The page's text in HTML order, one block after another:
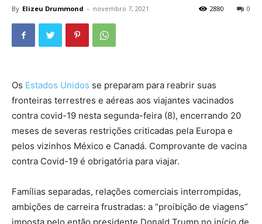
By Elizeu Drummond - novembro 7, 2021 0
2880
Os Estados Unidos se preparam para reabrir suas
fronteiras terrestres e aéreas aos viajantes vacinados
contra covid-19 nesta segunda-feira (8), encerrando 20
meses de severas restrições criticadas pela Europa e
pelos vizinhos México e Canadá. Comprovante de vacina
contra Covid-19 é obrigatória para viajar.
Famílias separadas, relações comerciais interrompidas,
ambições de carreira frustradas: a “proibição de viagens”